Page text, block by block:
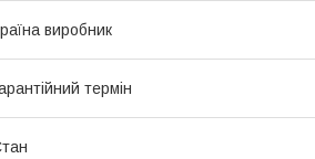
виробник
термін